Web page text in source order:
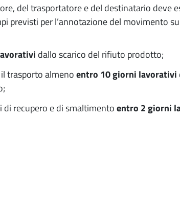
del trasportatore e del destinatario deve
previsti per l’annotazione del movimento
dallo scarico del rifiuto prodotto;
trasporto almenoentro 10 giorni lavorativi
recupero e di smaltimentoentro 2 giorni